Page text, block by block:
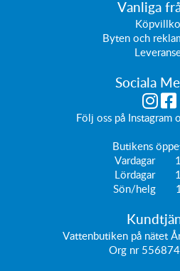
Vanliga
Byten och
Sociala
Följ oss på Instagram
Butikens
Vardagar
Lördagar
Sön/helg
Vattenbutiken på nätet
Org nr